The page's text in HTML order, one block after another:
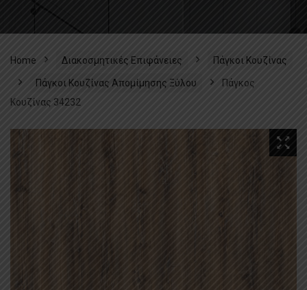
Home Διακοσμητικές Επιφάνειες Πάγκοι Κουζίνας
Πάγκοι Κουζίνας Απομίμησης Ξύλου
Πάγκος
Κουζίνας 34232